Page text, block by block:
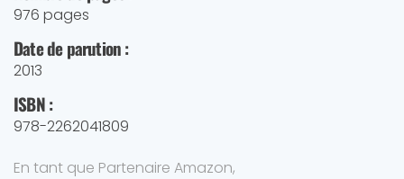
976 pages
Date de parution :
2013
ISBN :
978-2262041809
En tant que Partenaire Amazon,